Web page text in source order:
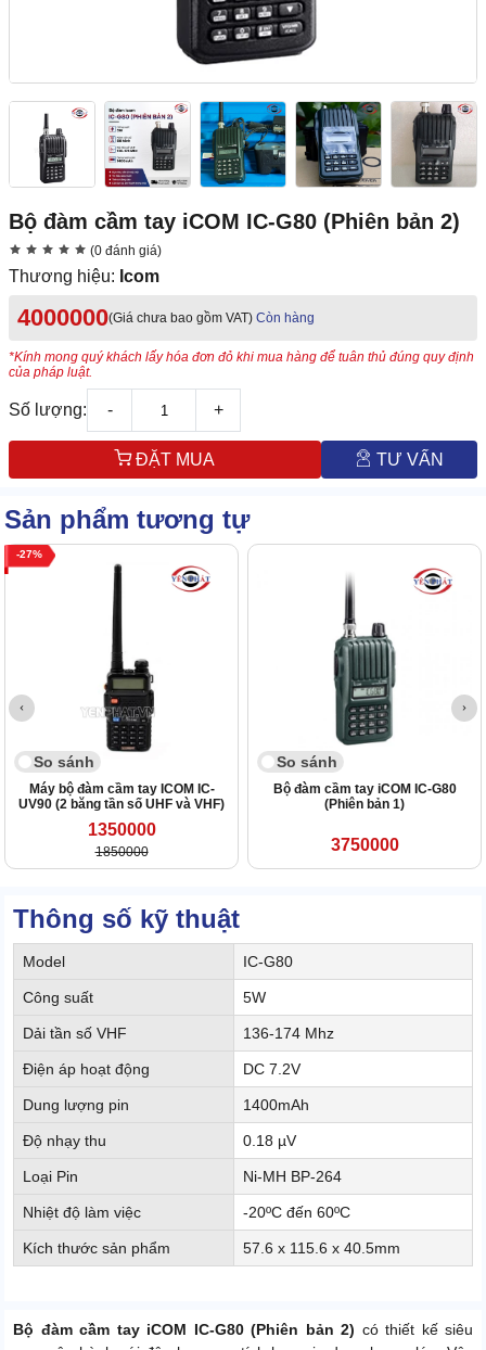
Bộ đàm cầm tay iCOM IC-G80 (Phiên bản 2)
(0 đánh giá)
Thương hiệu: Icom
4000000(Giá chưa bao gồm VAT) Còn hàng
*Kính mong quý khách lấy hóa đơn đỏ khi mua hàng để tuân thủ đúng quy định
của pháp luật.
Số lượng: - +
ĐẶT MUA TƯ VẤN
Sản phẩm tương tự
27
So sánh
Máy bộ đàm cầm tay ICOM IC-
UV90 (2 băng tần số UHF và VHF)
1350000
1850000
So sánh
Bộ đàm cầm tay iCOM IC-G80
(Phiên bản 1)
3750000
Thông số kỹ thuật
Model IC-G80
Công suất 5W
Dải tần số VHF 136-174 Mhz
Điện áp hoạt động DC 7.2V
Dung lượng pin 1400mAh
Độ nhạy thu 0.18 µV
Loại Pin Ni-MH BP-264
Nhiệt độ làm việc -20ºC đến 60ºC
Kích thước sản phẩm 57.6 x 115.6 x 40.5mm
Bộ đàm cầm tay iCOM IC-G80 (Phiên bản 2) có thiết kế siêu